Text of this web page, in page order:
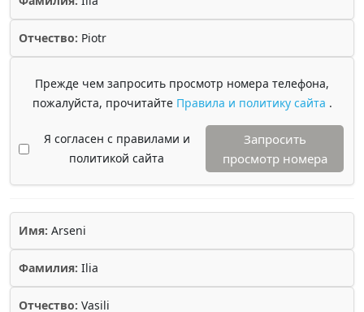
Отчество: Piotr
Прежде чем запросить просмотр номера телефона,
пожалуйста, прочитайте Правила и политику сайта .
Я согласен с правилами и
политикой сайта
Запросить
просмотр номера
Имя: Arseni
Фамилия: Ilia
Отчество: Vasili